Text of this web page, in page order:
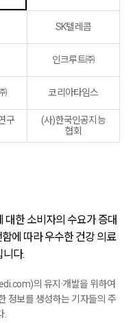
SK텔레콤
인크루트㈜
코리아타임스
구
(사)한국인공지능
협회
대한 소비자의 수요가 증대
에 따라 우수한 건강 의료
니다.
의 유지·개발을 위하여
정보를 생성하는 기자들의 주
.